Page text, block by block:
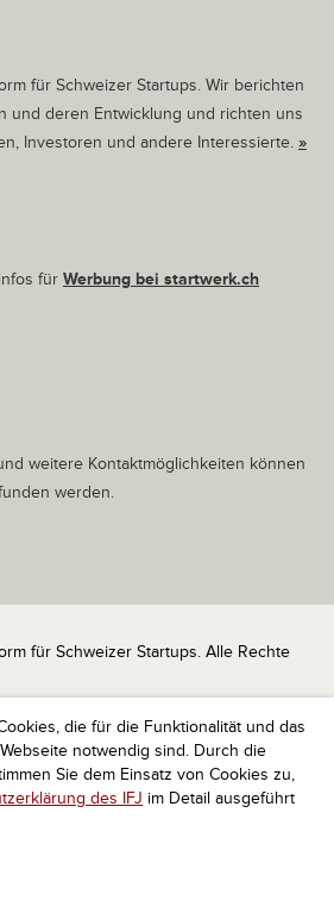
die für die Funktionalität und das
notwendig sind. Durch die
Sie dem Einsatz von Cookies zu,
des IFJ im Detail ausgeführt
für Schweizer Startups. Wir berichten
und deren Entwicklung und richten uns
Investoren und andere Interessierte. »
für Werbung bei startwerk.ch
weitere Kontaktmöglichkeiten können
werden.
für Schweizer Startups. Alle Rechte